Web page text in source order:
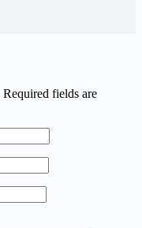
Required fields are